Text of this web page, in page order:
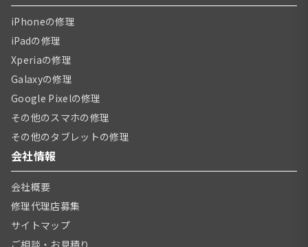
iPhoneの修理
iPadの修理
Xperiaの修理
Galaxyの修理
Google Pixelの修理
その他のスマホの修理
その他のタブレットの修理
会社情報
会社概要
修理代理店募集
サイトマップ